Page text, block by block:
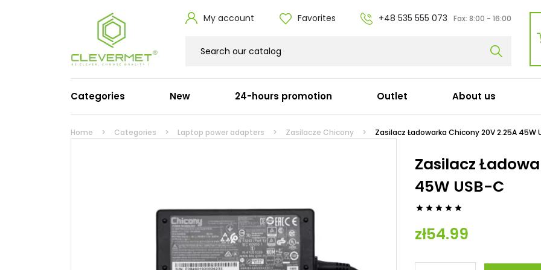
My account Favorites +48 535 555 073 Fax: 8:00 - 16:00
Categories
Laptop power adapters Power cables
Serwerowy (C19)
Przedłużki
Cisco (C15)
Docking stations
Dell
HP
Lenovo
Microsoft
Targus
Other
New 24-hours promotion Outlet About us
Home Categories Laptop power adapters Zasilacze Chicony Zasilacz Ładowarka Chicony 20V 2.25A 45W
Zasilacz
45W USB-C
    
zł54.99